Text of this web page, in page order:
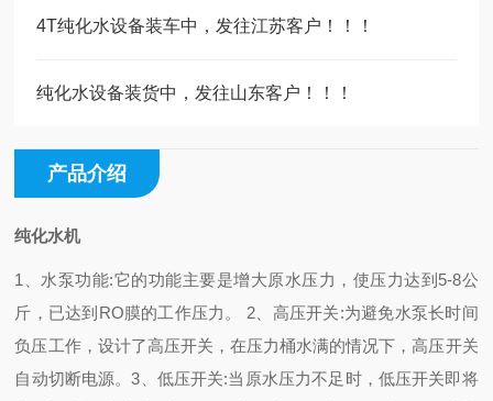
4T纯化水设备装车中，发往江苏客户！！！
纯化水设备装货中，发往山东客户！！！
产品介绍
纯化水机
1、水泵功能:它的功能主要是增大原水压力，使压力达到5-8公
斤，已达到RO膜的工作压力。 2、高压开关:为避免水泵长时间
负压工作，设计了高压开关，在压力桶水满的情况下，高压开关
自动切断电源。3、低压开关:当原水压力不足时，低压开关即将